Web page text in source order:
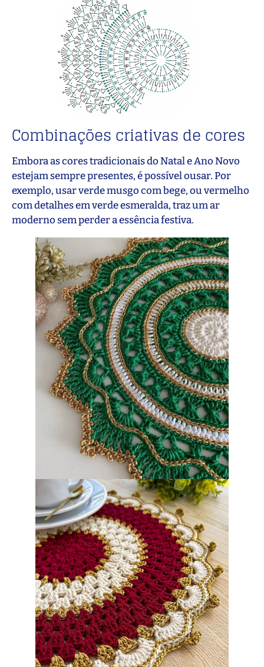
Combinações criativas de cores
Embora as cores tradicionais do Natal e Ano Novo
estejam sempre presentes, é possível ousar. Por
exemplo, usar verde musgo com bege, ou vermelho
com detalhes em verde esmeralda, traz um ar
moderno sem perder a essência festiva.